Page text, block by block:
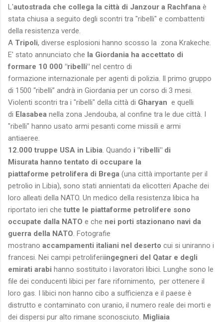
L'autostrada che collega la città di Janzour a Rachfana è
stata chiusa a seguito degli scontri tra "ribelli" e combattenti
della resistenza verde.
A Tripoli, diverse esplosioni hanno scosso la zona Krakeche.
E' stato annunciato che la Giordania ha accettato di
formare 10 000 "ribelli" nel centro di
formazione internazionale per agenti di polizia. Il primo gruppo
di 1500 “ribelli” andrà in Giordania per un corso di 3 mesi.
Violenti scontri tra i "ribelli" della città di Gharyan e quelli
di Elasabea nella zona Jendouba, al confine tra le due città. I
"ribelli" hanno usato armi pesanti come missili e armi
antiaeree.
12.000 truppe USA in Libia . Quando i "ribelli" di
Misurata hanno tentato di occupare la
piattaforme petrolifera di Brega (una città importante per il
petrolio in Libia), sono stati annientati da elicotteri Apache dei
loro alleati della NATO. Un medico della resistenza libica ha
riportato ieri che tutte le piattaforme petrolifere sono
occupate dalla NATO e che nei porti stazionano navi da
guerra della NATO . Fotografie
mostrano accampamenti italiani nel deserto cui si uniranno i
francesi. Nei campi petroliferiingegneri del Qatar e degli
emirati arabi hanno sostituito i lavoratori libici. Lunghe sono le
file dei conducenti libici per fare rifornimento, per ottenere il
loro gas. I libici non hanno cibo a sufficienza e il paese è
distrutto e contaminato con uranio, il numero reale dei morti e
dei dispersi pur alto rimane sconosciuto. Migliaia